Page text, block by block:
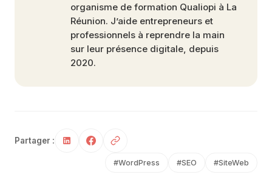
organisme de formation Qualiopi à La
Réunion. J’aide entrepreneurs et
professionnels à reprendre la main
sur leur présence digitale, depuis
2020.
Partager :
#WordPress #SEO #SiteWeb